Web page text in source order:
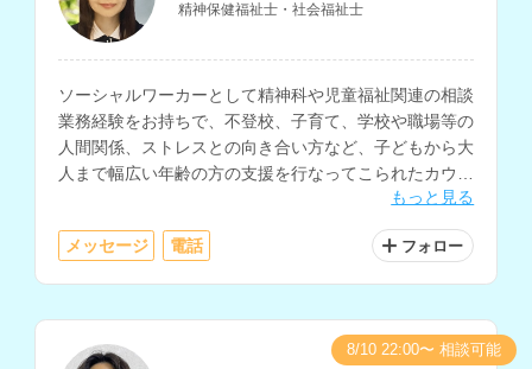
精神保健福祉士・社会福祉士
ソーシャルワーカーとして精神科や児童福祉関連の相談
業務経験をお持ちで、不登校、子育て、学校や職場等の
人間関係、ストレスとの向き合い方など、子どもから大
人まで幅広い年齢の方の支援を行なってこられたカウン
もっと見る
メッセージ 電話 フォロー
8/10 22:00〜 相談可能